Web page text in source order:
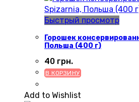
Быстрый просмотр
Горошек
Польша (400 г)
40 грн.
В КОРЗИНУ
Add to Wishlist